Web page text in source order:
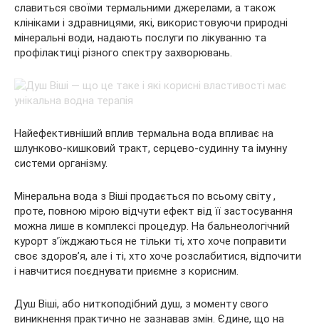
славиться своїми термальними джерелами, а також
клініками і здравницями, які, використовуючи природні
мінеральні води, надають послуги по лікуванню та
профілактиці різного спектру захворювань.
Найефективніший вплив термальна вода впливає на
шлунково-кишковий тракт, серцево-судинну та імунну
системи організму.
Мінеральна вода з Віші продається по всьому світу ,
проте, повною мірою відчути ефект від її застосування
можна лише в комплексі процедур. На бальнеологічний
курорт з’їжджаються не тільки ті, хто хоче поправити
своє здоров’я, але і ті, хто хоче розслабитися, відпочити
і навчитися поєднувати приємне з корисним.
Душ Віші, або ниткоподібний душ, з моменту свого
виникнення практично не зазнавав змін. Єдине, що на